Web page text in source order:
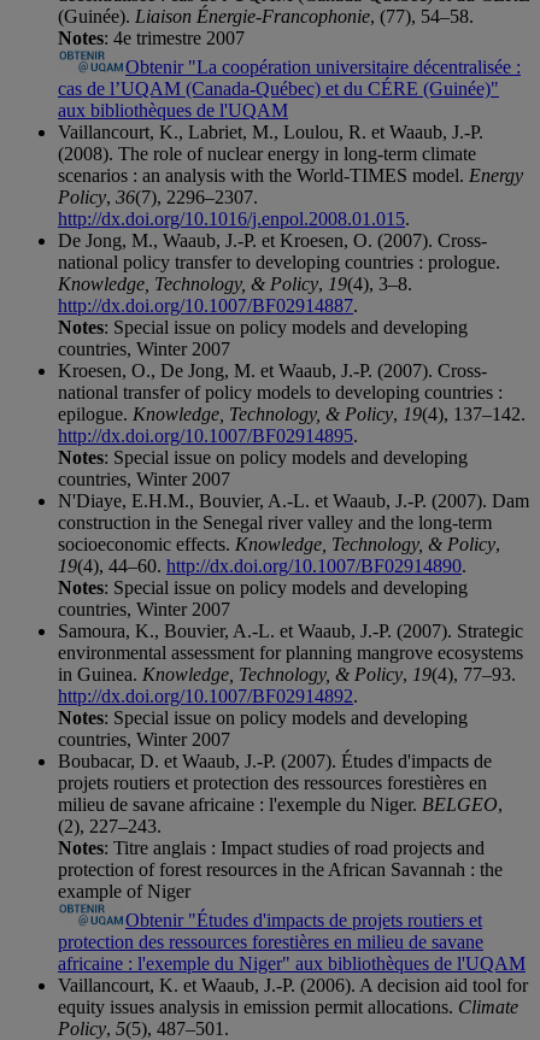
(Guinée). Liaison Énergie-Francophonie, (77), 54–58.
Notes: 4e trimestre 2007
Obtenir "La coopération universitaire décentralisée :
cas de l’UQAM (Canada-Québec) et du CÉRE (Guinée)"
aux bibliothèques de l'UQAM
Vaillancourt, K., Labriet, M., Loulou, R. et Waaub, J.-P.
(2008). The role of nuclear energy in long-term climate
scenarios : an analysis with the World-TIMES model. Energy
Policy, 36(7), 2296–2307.
http://dx.doi.org/10.1016/j.enpol.2008.01.015.
De Jong, M., Waaub, J.-P. et Kroesen, O. (2007). Cross-
national policy transfer to developing countries : prologue.
Knowledge, Technology, & Policy, 19(4), 3–8.
http://dx.doi.org/10.1007/BF02914887.
Notes: Special issue on policy models and developing
countries, Winter 2007
Kroesen, O., De Jong, M. et Waaub, J.-P. (2007). Cross-
national transfer of policy models to developing countries :
epilogue. Knowledge, Technology, & Policy, 19(4), 137–142.
http://dx.doi.org/10.1007/BF02914895.
Notes: Special issue on policy models and developing
countries, Winter 2007
N'Diaye, E.H.M., Bouvier, A.-L. et Waaub, J.-P. (2007). Dam
construction in the Senegal river valley and the long-term
socioeconomic effects. Knowledge, Technology, & Policy,
19(4), 44–60. http://dx.doi.org/10.1007/BF02914890.
Notes: Special issue on policy models and developing
countries, Winter 2007
Samoura, K., Bouvier, A.-L. et Waaub, J.-P. (2007). Strategic
environmental assessment for planning mangrove ecosystems
in Guinea. Knowledge, Technology, & Policy, 19(4), 77–93.
http://dx.doi.org/10.1007/BF02914892.
Notes: Special issue on policy models and developing
countries, Winter 2007
Boubacar, D. et Waaub, J.-P. (2007). Études d'impacts de
projets routiers et protection des ressources forestières en
milieu de savane africaine : l'exemple du Niger. BELGEO,
(2), 227–243.
Notes: Titre anglais : Impact studies of road projects and
protection of forest resources in the African Savannah : the
example of Niger
Obtenir "Études d'impacts de projets routiers et
protection des ressources forestières en milieu de savane
africaine : l'exemple du Niger" aux bibliothèques de l'UQAM
Vaillancourt, K. et Waaub, J.-P. (2006). A decision aid tool for
equity issues analysis in emission permit allocations. Climate
Policy, 5(5), 487–501.